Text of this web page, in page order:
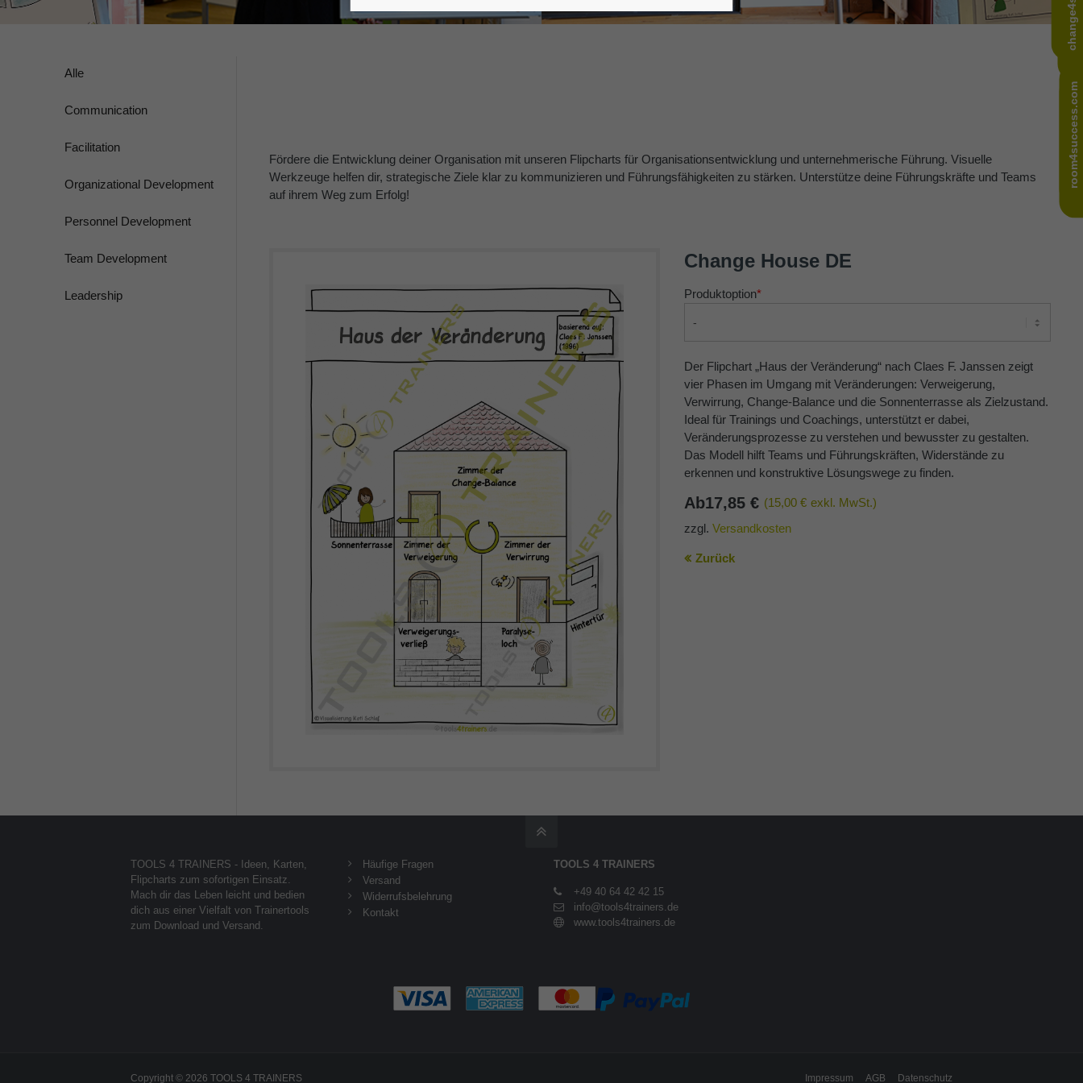
room4success.com
Fördere die Entwicklung deiner Organisation mit unseren Flipcharts für Organisationsentwicklung und unternehmerische Führung. Visuelle
Werkzeuge helfen dir, strategische Ziele klar zu kommunizieren und Führungsfähigkeiten zu stärken. Unterstütze deine Führungskräfte und Teams
auf ihrem Weg zum Erfolg!
Change House DE
Produktoption*
Der Flipchart „Haus der Veränderung“ nach Claes F. Janssen zeigt
vier Phasen im Umgang mit Veränderungen: Verweigerung,
Verwirrung, Change-Balance und die Sonnenterrasse als Zielzustand.
Ideal für Trainings und Coachings, unterstützt er dabei,
Veränderungsprozesse zu verstehen und bewusster zu gestalten.
Das Modell hilft Teams und Führungskräften, Widerstände zu
erkennen und konstruktive Lösungswege zu finden.
Ab17,85 € (15,00 € exkl. MwSt.)
zzgl. Versandkosten
Zurück
Alle
Communication
Facilitation
Organizational Development
Personnel Development
Team Development
Leadership
TOOLS 4 TRAINERS - Ideen, Karten,
Flipcharts zum sofortigen Einsatz.
Mach dir das Leben leicht und bedien
dich aus einer Vielfalt von Trainertools
zum Download und Versand.
Häufige Fragen
Versand
Widerrufsbelehrung
Kontakt
TOOLS 4 TRAINERS
+49 40 64 42 42 15
info@tools4trainers.de
www.tools4trainers.de
Copyright © 2026 TOOLS 4 TRAINERS Impressum AGB Datenschutz
room4success.com